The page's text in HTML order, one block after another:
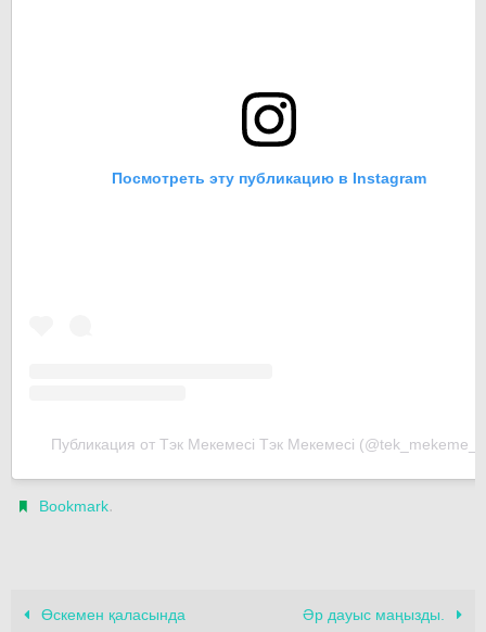
Посмотреть эту публикацию в Instagram
Публикация от Тэк Мекемесі Тэк Мекемесі
Bookmark.
Өскемен қаласында
Әр дауыс маңызды.